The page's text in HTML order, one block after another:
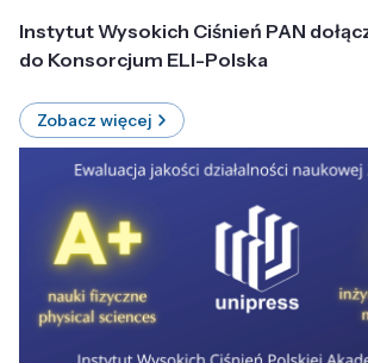
Instytut Wysokich Ciśnień PAN
do Konsorcjum ELI-Polska
Zobacz więcej